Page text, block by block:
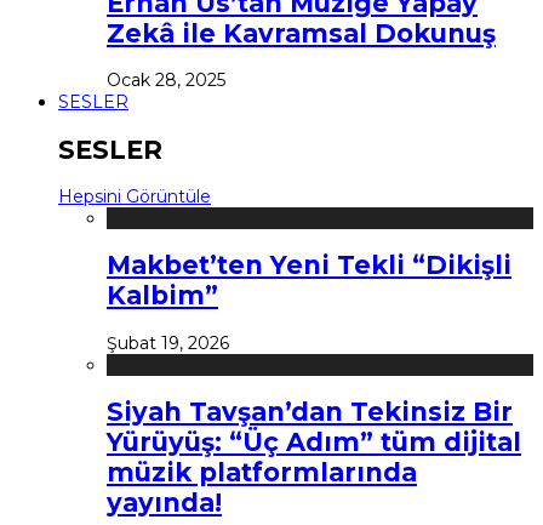
Zekâ ile Kavramsal Dokunuş
Ocak 28, 2025
SESLER
SESLER
Hepsini Görüntüle
Makbet’ten Yeni Tekli “Dikişli
Kalbim”
Şubat 19, 2026
Siyah Tavşan’dan Tekinsiz Bir
Yürüyüş: “Üç Adım” tüm dijital
müzik platformlarında
yayında!